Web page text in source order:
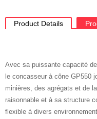
Product Details
Avec sa puissante capacité
le concasseur à cône GP550
minières, des agrégats et de
raisonnable et à sa structure
flexible à divers